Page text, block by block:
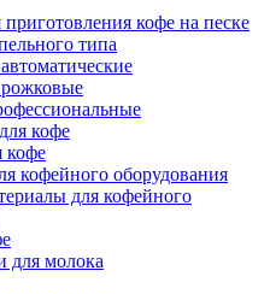
кофе на песке
типа
кофе
кофе
кофейного оборудования
для кофейного
для молока